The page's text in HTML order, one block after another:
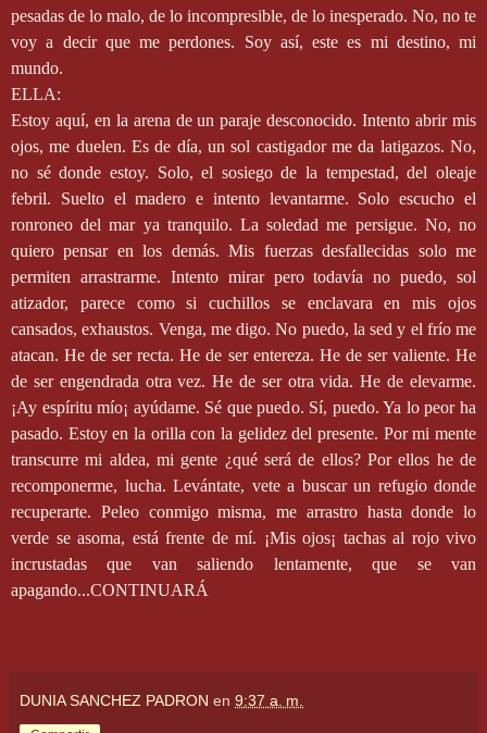
pesadas de lo malo, de lo incompresible, de lo inesperado. No, no te
voy a decir que me perdones. Soy así, este es mi destino, mi
mundo.
ELLA:
Estoy aquí, en la arena de un paraje desconocido. Intento abrir mis
ojos, me duelen. Es de día, un sol castigador me da latigazos. No,
no sé donde estoy. Solo, el sosiego de la tempestad, del oleaje
febril. Suelto el madero e intento levantarme. Solo escucho el
ronroneo del mar ya tranquilo. La soledad me persigue. No, no
quiero pensar en los demás. Mis fuerzas desfallecidas solo me
permiten arrastrarme. Intento mirar pero todavía no puedo, sol
atizador, parece como si cuchillos se enclavara en mis ojos
cansados, exhaustos. Venga, me digo. No puedo, la sed y el frío me
atacan. He de ser recta. He de ser entereza. He de ser valiente. He
de ser engendrada otra vez. He de ser otra vida. He de elevarme.
¡Ay espíritu mío¡ ayúdame. Sé que puedo. Sí, puedo. Ya lo peor ha
pasado. Estoy en la orilla con la gelidez del presente. Por mi mente
transcurre mi aldea, mi gente ¿qué será de ellos? Por ellos he de
recomponerme, lucha. Levántate, vete a buscar un refugio donde
recuperarte. Peleo conmigo misma, me arrastro hasta donde lo
verde se asoma, está frente de mí. ¡Mis ojos¡ tachas al rojo vivo
incrustadas que van saliendo lentamente, que se van
apagando...CONTINUARÁ
DUNIA SANCHEZ PADRON en 9:37 a. m.